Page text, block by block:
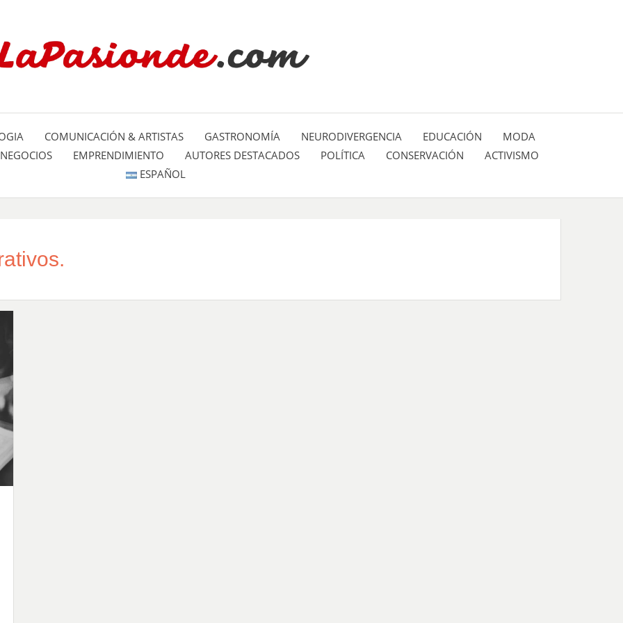
LA PASIÓN DE:
COMUNICACIÓN & ARTISTAS GASTRONOMÍA NEURODIVERGENCIA EDUCACIÓN
MODA
NEGOCIOS EMPRENDIMIENTO AUTORES DESTACADOS POLÍTICA CONSERVACIÓN
ACTIVISMO
ESPAÑOL